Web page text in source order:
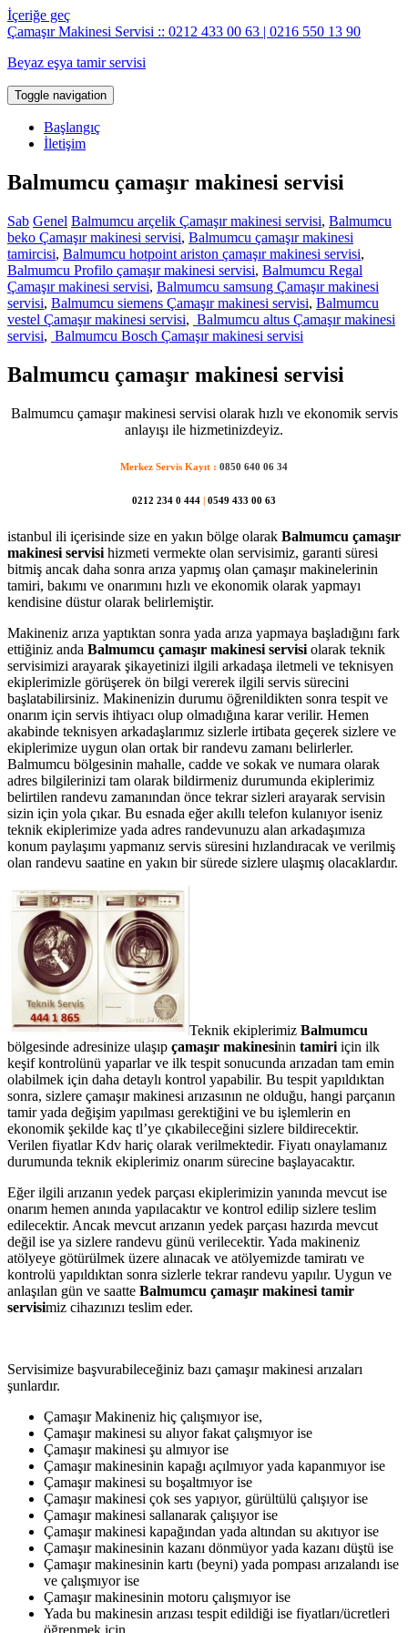
İçeriğe geç
Çamaşır Makinesi Servisi :: 0212 433 00 63 | 0216 550 13 90
Beyaz eşya tamir servisi
Toggle navigation
Başlangıç
İletişim
Balmumcu çamaşır makinesi servisi
Sab Genel Balmumcu arçelik Çamaşır makinesi servisi, Balmumcu
beko Çamaşır makinesi servisi, Balmumcu çamaşır makinesi
tamircisi, Balmumcu hotpoint ariston çamaşır makinesi servisi,
Balmumcu Profilo çamaşır makinesi servisi, Balmumcu Regal
Çamaşır makinesi servisi, Balmumcu samsung Çamaşır makinesi
servisi, Balmumcu siemens Çamaşır makinesi servisi, Balmumcu
vestel Çamaşır makinesi servisi, Balmumcu altus Çamaşır makinesi
servisi, Balmumcu Bosch Çamaşır makinesi servisi
Balmumcu çamaşır makinesi servisi
Balmumcu çamaşır makinesi servisi olarak hızlı ve ekonomik servis
anlayışı ile hizmetinizdeyiz.
Merkez Servis Kayıt : 0850 640 06 34
0212 234 0 444 | 0549 433 00 63
istanbul ili içerisinde size en yakın bölge olarak Balmumcu çamaşır
makinesi servisi hizmeti vermekte olan servisimiz, garanti süresi
bitmiş ancak daha sonra arıza yapmış olan çamaşır makinelerinin
tamiri, bakımı ve onarımını hızlı ve ekonomik olarak yapmayı
kendisine düstur olarak belirlemiştir.
Makineniz arıza yaptıktan sonra yada arıza yapmaya başladığını fark
ettiğiniz anda Balmumcu çamaşır makinesi servisi olarak teknik
servisimizi arayarak şikayetinizi ilgili arkadaşa iletmeli ve teknisyen
ekiplerimizle görüşerek ön bilgi vererek ilgili servis sürecini
başlatabilirsiniz. Makinenizin durumu öğrenildikten sonra tespit ve
onarım için servis ihtiyacı olup olmadığına karar verilir. Hemen
akabinde teknisyen arkadaşlarımız sizlerle irtibata geçerek sizlere ve
ekiplerimize uygun olan ortak bir randevu zamanı belirlerler.
Balmumcu bölgesinin mahalle, cadde ve sokak ve numara olarak
adres bilgilerinizi tam olarak bildirmeniz durumunda ekiplerimiz
belirtilen randevu zamanından önce tekrar sizleri arayarak servisin
sizin için yola çıkar. Bu esnada eğer akıllı telefon kulanıyor iseniz
teknik ekiplerimize yada adres randevunuzu alan arkadaşımıza
konum paylaşımı yapmanız servis süresini hızlandıracak ve verilmiş
olan randevu saatine en yakın bir sürede sizlere ulaşmış olacaklardır.
Teknik ekiplerimiz Balmumcu
bölgesinde adresinize ulaşıp çamaşır makinesinin tamiri için ilk
keşif kontrolünü yaparlar ve ilk tespit sonucunda arızadan tam emin
olabilmek için daha detaylı kontrol yapabilir. Bu tespit yapıldıktan
sonra, sizlere çamaşır makinesi arızasının ne olduğu, hangi parçanın
tamir yada değişim yapılması gerektiğini ve bu işlemlerin en
ekonomik şekilde kaç tl’ye çıkabileceğini sizlere bildirecektir.
Verilen fiyatlar Kdv hariç olarak verilmektedir. Fiyatı onaylamanız
durumunda teknik ekiplerimiz onarım sürecine başlayacaktır.
Eğer ilgili arızanın yedek parçası ekiplerimizin yanında mevcut ise
onarım hemen anında yapılacaktır ve kontrol edilip sizlere teslim
edilecektir. Ancak mevcut arızanın yedek parçası hazırda mevcut
değil ise ya sizlere randevu günü verilecektir. Yada makineniz
atölyeye götürülmek üzere alınacak ve atölyemizde tamiratı ve
kontrolü yapıldıktan sonra sizlerle tekrar randevu yapılır. Uygun ve
anlaşılan gün ve saatte Balmumcu çamaşır makinesi tamir
servisimiz cihazınızı teslim eder.
Servisimize başvurabileceğiniz bazı çamaşır makinesi arızaları
şunlardır.
Çamaşır Makineniz hiç çalışmıyor ise,
Çamaşır makinesi su alıyor fakat çalışmıyor ise
Çamaşır makinesi şu almıyor ise
Çamaşır makinesinin kapağı açılmıyor yada kapanmıyor ise
Çamaşır makinesi su boşaltmıyor ise
Çamaşır makinesi çok ses yapıyor, gürültülü çalışıyor ise
Çamaşır makinesi sallanarak çalışıyor ise
Çamaşır makinesi kapağından yada altından su akıtıyor ise
Çamaşır makinesinin kazanı dönmüyor yada kazanı düştü ise
Çamaşır makinesinin kartı (beyni) yada pompası arızalandı ise
ve çalışmıyor ise
Çamaşır makinesinin motoru çalışmıyor ise
Yada bu makinesin arızası tespit edildiği ise fiyatları/ücretleri
öğrenmek için